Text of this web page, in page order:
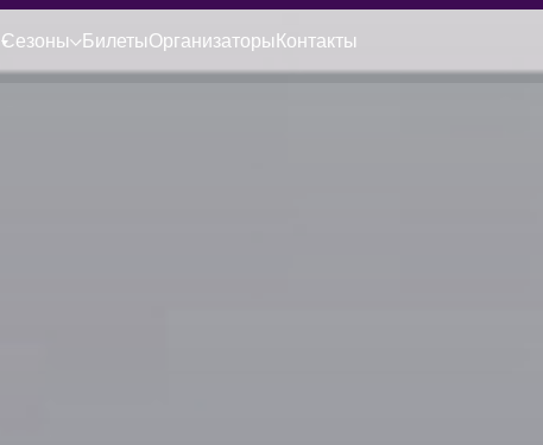
Сезоны БилетыОрганизаторы Контакты